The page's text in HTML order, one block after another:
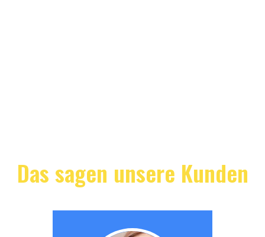
Das sagen unsere Kunden